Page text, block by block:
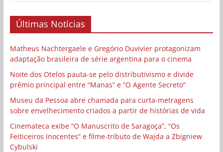
Últimas Notícias
Matheus Nachtergaele e Gregório Duvivier protagonizam
adaptação brasileira de série argentina para o cinema
Noite dos Otelos pauta-se pelo distributivismo e divide
prêmio principal entre “Manas” e “O Agente Secreto”
Museu da Pessoa abre chamada para curta-metragens
sobre envelhecimento criados a partir de histórias de vida
Cinemateca exibe “O Manuscrito de Saragoça”, “Os
Feiticeiros Inocentes” e filme-tributo de Wajda a Zbigniew
Cybulski